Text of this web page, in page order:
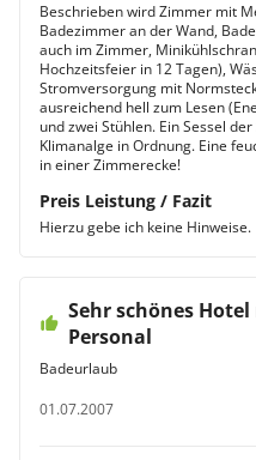
Beschrieben wird Zimmer mit
Badezimmer an der Wand,
auch im Zimmer,
Hochzeitsfeier in 12 Tagen),
Stromversorgung mit
ausreichend hell zum Lesen
und zwei Stühlen. Ein Sessel
Klimanalge in Ordnung. Eine
in einer Zimmerecke!
Preis Leistung / Fazit
Hierzu gebe ich keine Hinweise.
Sehr schönes
Personal
Badeurlaub
01.07.2007